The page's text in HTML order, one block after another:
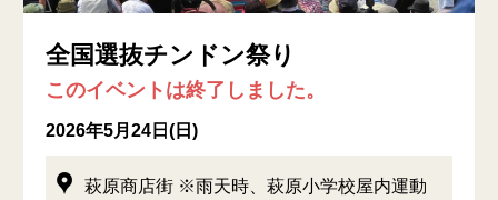
全国選抜チンドン祭り
このイベントは終了しました。
2026年5月24日(日)
萩原商店街 ※雨天時、萩原小学校屋内運動